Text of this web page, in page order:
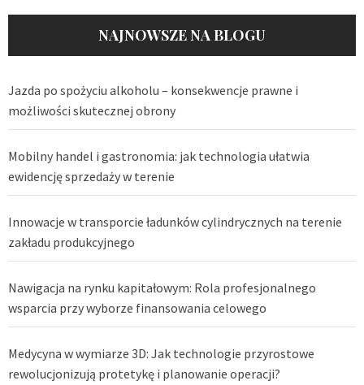
NAJNOWSZE NA BLOGU
Jazda po spożyciu alkoholu – konsekwencje prawne i
możliwości skutecznej obrony
Mobilny handel i gastronomia: jak technologia ułatwia
ewidencję sprzedaży w terenie
Innowacje w transporcie ładunków cylindrycznych na terenie
zakładu produkcyjnego
Nawigacja na rynku kapitałowym: Rola profesjonalnego
wsparcia przy wyborze finansowania celowego
Medycyna w wymiarze 3D: Jak technologie przyrostowe
rewolucjonizują protetykę i planowanie operacji?